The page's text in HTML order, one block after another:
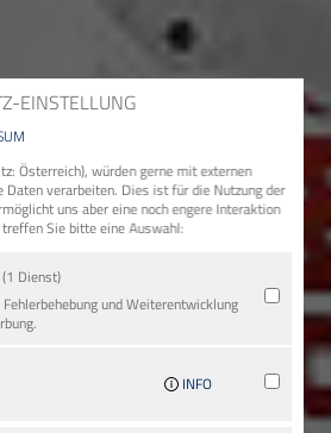
EINSTELLUNG
Österreich), würden gerne mit externen
Daten verarbeiten. Dies ist für die Nutzung der
uns aber eine noch engere Interaktion
Sie bitte eine Auswahl:
(1 Dienst)
und Weiterentwicklung
INFO